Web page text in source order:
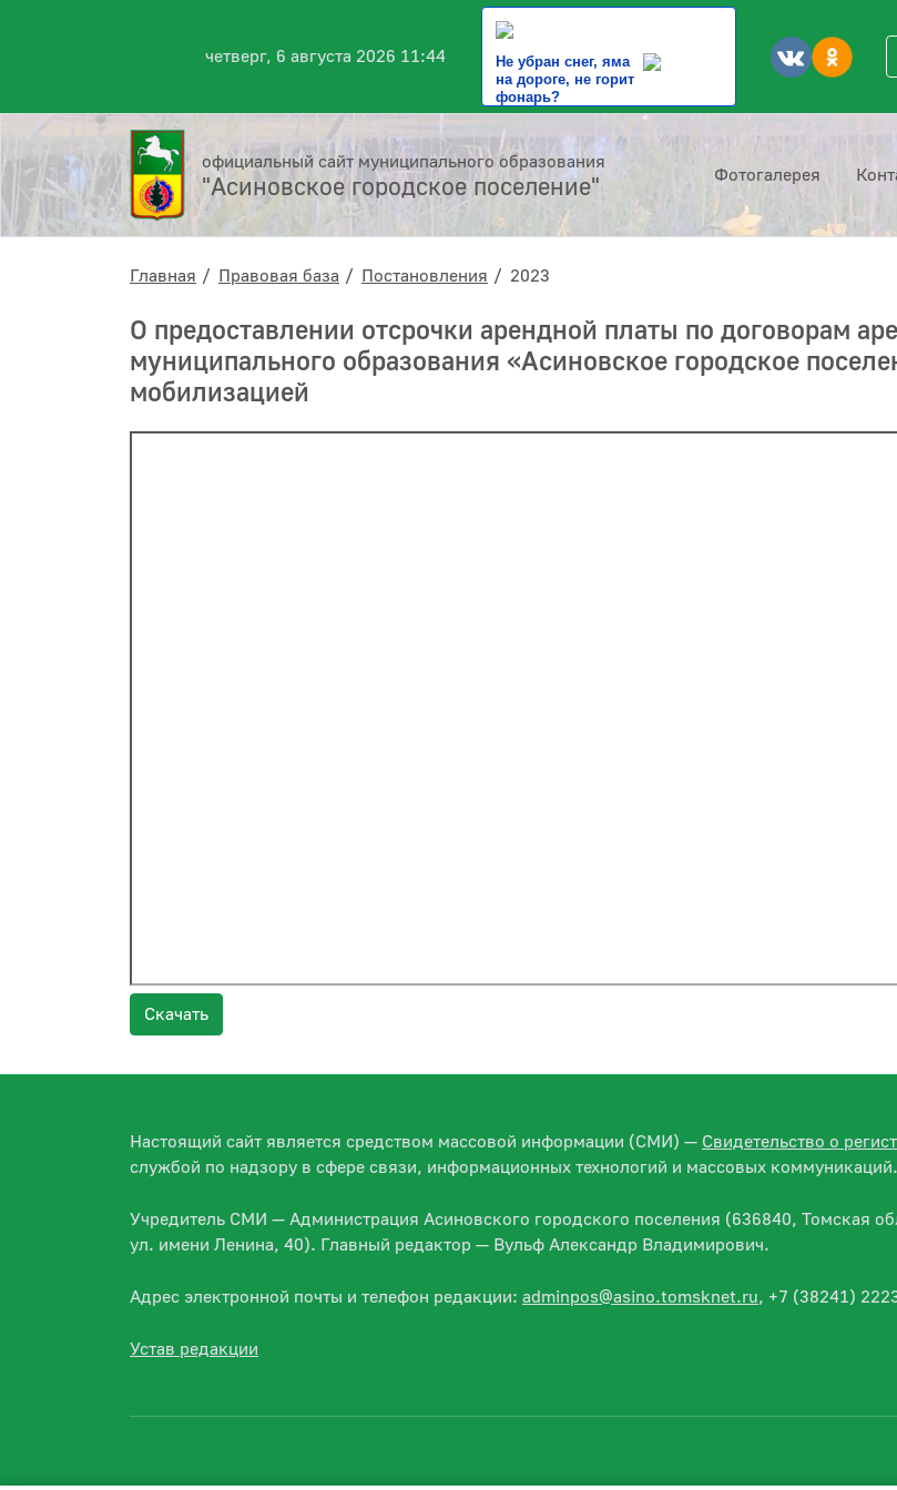
четверг, 6 августа 2026 11:44
Не убран снег, яма
на дороге, не горит
фонарь?
официальный сайт муниципального образования
"Асиновское городское поселение" Фотогалерея
Главная Правовая база Постановления 2023
О предоставлении отсрочки арендной платы по договорам
муниципального образования «Асиновское городское
мобилизацией
Скачать
Настоящий сайт является средством массовой информации (СМИ) — Свидетельство о
службой по надзору в сфере связи, информационных технологий и массовых коммуникаций.
Учредитель СМИ — Администрация Асиновского городского поселения (636840, Томская
ул. имени Ленина, 40). Главный редактор — Вульф Александр Владимирович.
Адрес электронной почты и телефон редакции: adminpos@asino.tomsknet.ru, +7 (38241)
Устав редакции